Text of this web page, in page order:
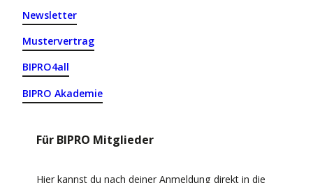
Newsletter
Mustervertrag
BIPRO4all
BIPRO Akademie
Für BIPRO Mitglieder
Hier kannst du nach deiner Anmeldung direkt in die